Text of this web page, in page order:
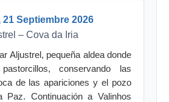
21 Septiembre 2026
– Cova da Iria
Aljustrel, pequeña aldea donde
conservando las
de las apariciones y el pozo
Paz. Continuación a Valinhos